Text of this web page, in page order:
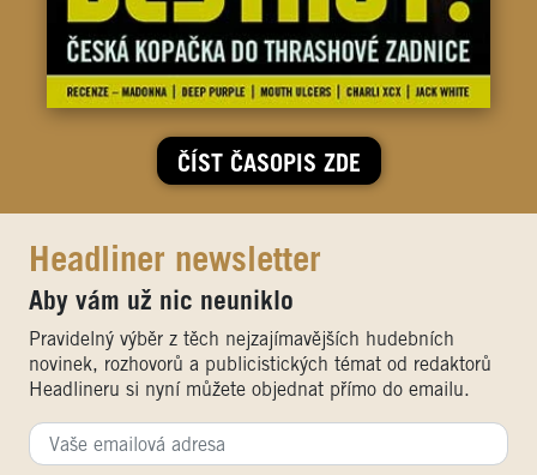
ČÍST ČASOPIS ZDE
Headliner newsletter
Aby vám už nic neuniklo
Pravidelný výběr z těch nejzajímavějších hudebních
novinek, rozhovorů a publicistických témat od redaktorů
Headlineru si nyní můžete objednat přímo do emailu.